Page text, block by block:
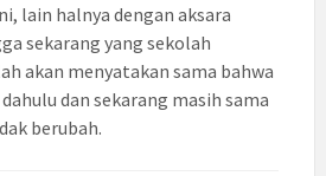
lain halnya dengan aksara
sekarang yang sekolah
akan menyatakan sama bahwa
dan sekarang masih sama
berubah.